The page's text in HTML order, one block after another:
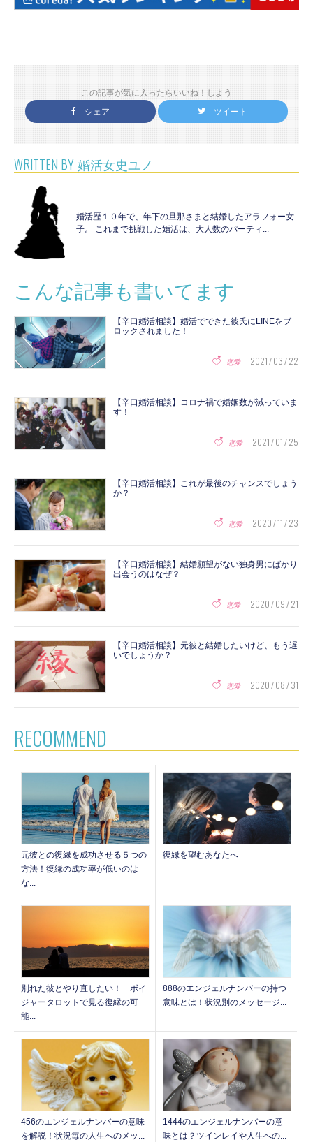
この記事が気に入ったらいいね！しよう
シェア
ツイート
WRITTEN BY 婚活女史ユノ
婚活歴１０年で、年下の旦那さまと結婚したアラフォー女
子。 これまで挑戦した婚活は、大人数のパーティ...
こんな記事も書いてます
【辛口婚活相談】婚活でできた彼氏にLINEをブ
ロックされました！
恋愛 2021 / 03 / 22
【辛口婚活相談】コロナ禍で婚姻数が減っていま
す！
恋愛 2021 / 01 / 25
【辛口婚活相談】これが最後のチャンスでしょう
か？
恋愛 2020 / 11 / 23
【辛口婚活相談】結婚願望がない独身男にばかり
出会うのはなぜ？
恋愛 2020 / 09 / 21
【辛口婚活相談】元彼と結婚したいけど、もう遅
いでしょうか？
恋愛 2020 / 08 / 31
RECOMMEND
元彼との復縁を成功させる５つの
方法！復縁の成功率が低いのは
な...
復縁を望むあなたへ
別れた彼とやり直したい！ ボイ
ジャータロットで見る復縁の可
能...
888のエンジェルナンバーの持つ
意味とは！状況別のメッセージ...
456のエンジェルナンバーの意味
を解説！状況毎の人生へのメッ...
1444のエンジェルナンバーの意
味とは？ツインレイや人生への...